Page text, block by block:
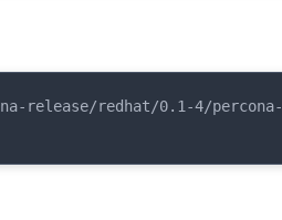
release/redhat/0.1-4/percona-